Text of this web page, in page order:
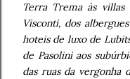
Terra Trema às villas
Visconti, dos
hoteis de luxo de
de Pasolini aos
das ruas da vergonha